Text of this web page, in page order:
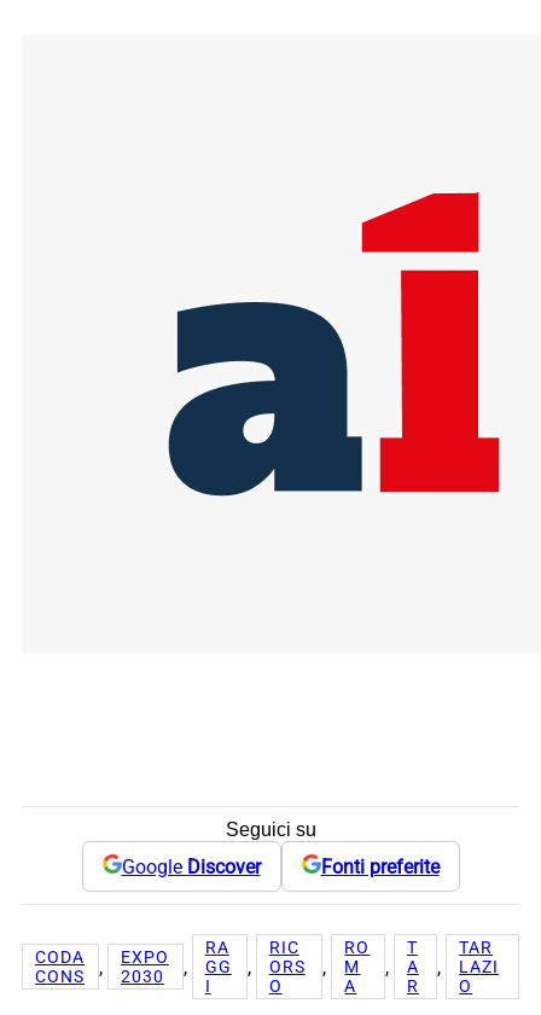
Seguici su
Google Discover Fonti preferite
CODA
CONS
,
EXPO
2030
,
RA
GG
I
,
RIC
ORS
O
,
RO
M
A
,
T
A
R
,
TAR
LAZI
O